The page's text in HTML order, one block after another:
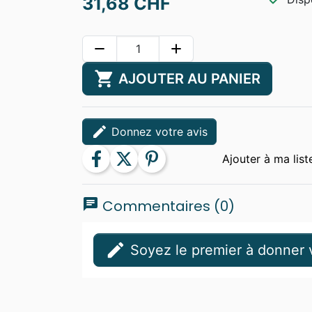
remove add
shopping_cart AJOUTER AU PANIER
edit Donnez votre avis
facebook twitter pinterest
chat Commentaires (0)
edit Soyez le premier à donner